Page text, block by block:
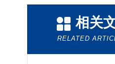
相关
RELATED